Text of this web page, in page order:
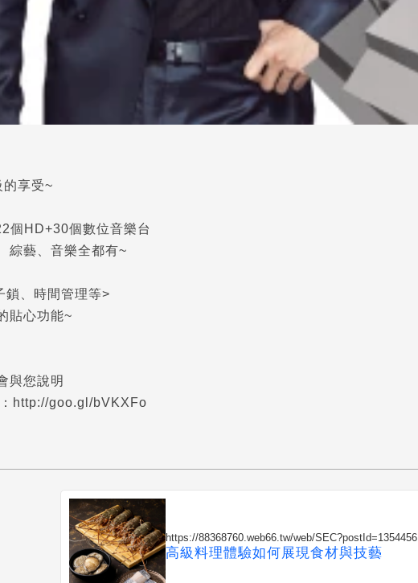
的享受~
個HD+30個數位音樂台
綜藝、音樂全都有~
、 時間管理等>
貼心功能~
與您說明
http://goo.gl/bVKXFo
https://88368760.web66.tw/web/SEC?postId=1354456
高級料理體驗如何展現食材與技藝